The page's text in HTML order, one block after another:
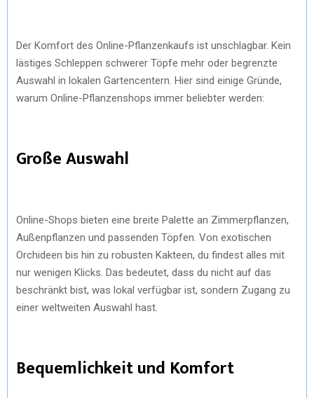
Der Komfort des Online-Pflanzenkaufs ist unschlagbar. Kein
lästiges Schleppen schwerer Töpfe mehr oder begrenzte
Auswahl in lokalen Gartencentern. Hier sind einige Gründe,
warum Online-Pflanzenshops immer beliebter werden:
Große Auswahl
Online-Shops bieten eine breite Palette an Zimmerpflanzen,
Außenpflanzen und passenden Töpfen. Von exotischen
Orchideen bis hin zu robusten Kakteen, du findest alles mit
nur wenigen Klicks. Das bedeutet, dass du nicht auf das
beschränkt bist, was lokal verfügbar ist, sondern Zugang zu
einer weltweiten Auswahl hast.
Bequemlichkeit und Komfort